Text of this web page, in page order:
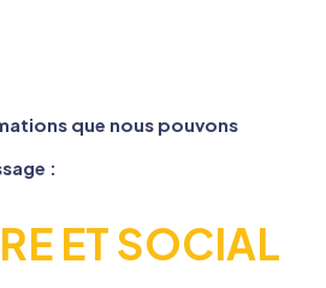
que nous pouvons
:
ET SOCIAL